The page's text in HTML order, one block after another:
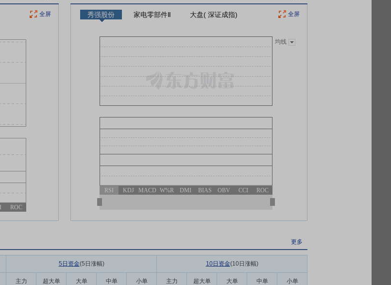
全屏
ROC
秀强股份 家电零部件Ⅱ 大盘( 深证成指) 全屏
均线
RSI KDJ MACD W%R DMI BIAS OBV CCI ROC
更多
5日资金(5日涨幅) 10日资金(10日涨幅)
主力 超大单 大单 中单 小单 主力 超大单 大单 中单 小单